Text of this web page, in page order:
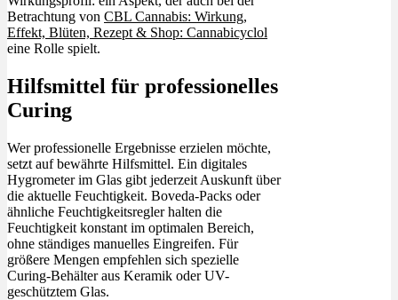
Betrachtung von CBL Cannabis: Wirkung,
Effekt, Blüten, Rezept & Shop: Cannabicyclol
eine Rolle spielt.
Hilfsmittel für professionelles
Curing
Wer professionelle Ergebnisse erzielen möchte,
setzt auf bewährte Hilfsmittel. Ein digitales
Hygrometer im Glas gibt jederzeit Auskunft über
die aktuelle Feuchtigkeit. Boveda-Packs oder
ähnliche Feuchtigkeitsregler halten die
Feuchtigkeit konstant im optimalen Bereich,
ohne ständiges manuelles Eingreifen. Für
größere Mengen empfehlen sich spezielle
Curing-Behälter aus Keramik oder UV-
geschütztem Glas.